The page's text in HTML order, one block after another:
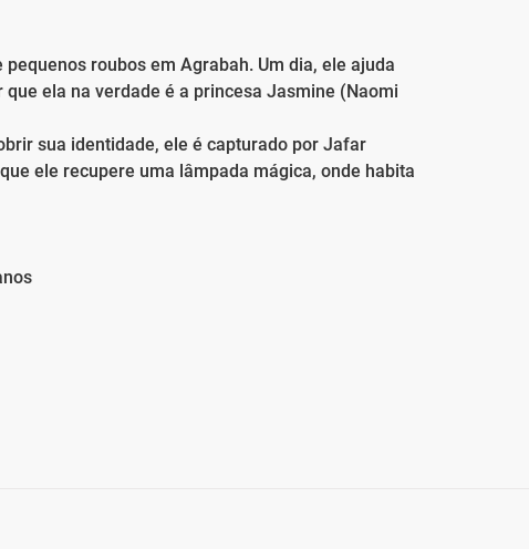
roubos em Agrabah. Um dia, ele ajuda
ela na verdade é a princesa Jasmine (Naomi
sua identidade, ele é capturado por Jafar
ele recupere uma lâmpada mágica, onde habita